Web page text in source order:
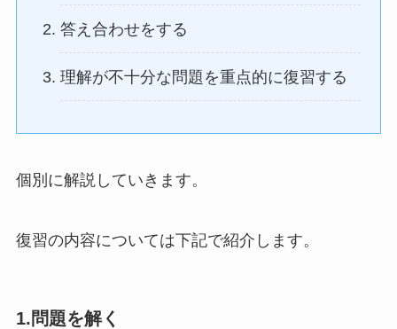
答え合わせをする
理解が不十分な問題を重点的に復習する
個別に解説していきます。
復習の内容については下記で紹介します。
1.問題を解く